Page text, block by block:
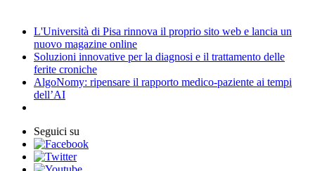
L'Università di Pisa rinnova il proprio sito web e lancia un
nuovo magazine online
Soluzioni innovative per la diagnosi e il trattamento delle
ferite croniche
AlgoNomy: ripensare il rapporto medico-paziente ai tempi
dell’AI
Seguici su